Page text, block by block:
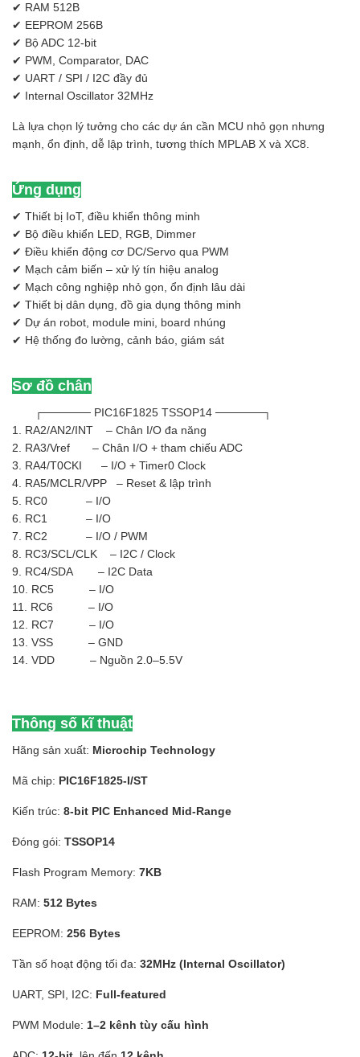
✔ RAM 512B
✔ EEPROM 256B
✔ Bộ ADC 12-bit
✔ PWM, Comparator, DAC
✔ UART / SPI / I2C đầy đủ
✔ Internal Oscillator 32MHz
Là lựa chọn lý tưởng cho các dự án cần MCU nhỏ gọn nhưng
mạnh, ổn định, dễ lập trình, tương thích MPLAB X và XC8.
Ứng dụng
✔ Thiết bị IoT, điều khiển thông minh
✔ Bộ điều khiển LED, RGB, Dimmer
✔ Điều khiển động cơ DC/Servo qua PWM
✔ Mạch cảm biến – xử lý tín hiệu analog
✔ Mạch công nghiệp nhỏ gọn, ổn định lâu dài
✔ Thiết bị dân dụng, đồ gia dụng thông minh
✔ Dự án robot, module mini, board nhúng
✔ Hệ thống đo lường, cảnh báo, giám sát
Sơ đồ chân
┌────── PIC16F1825 TSSOP14 ──────┐
1. RA2/AN2/INT – Chân I/O đa năng
2. RA3/Vref – Chân I/O + tham chiếu ADC
3. RA4/T0CKI – I/O + Timer0 Clock
4. RA5/MCLR/VPP – Reset & lập trình
5. RC0 – I/O
6. RC1 – I/O
7. RC2 – I/O / PWM
8. RC3/SCL/CLK – I2C / Clock
9. RC4/SDA – I2C Data
10. RC5 – I/O
11. RC6 – I/O
12. RC7 – I/O
13. VSS – GND
14. VDD – Nguồn 2.0–5.5V
Thông số kĩ thuật
Hãng sản xuất: Microchip Technology
Mã chip: PIC16F1825-I/ST
Kiến trúc: 8-bit PIC Enhanced Mid-Range
Đóng gói: TSSOP14
Flash Program Memory: 7KB
RAM: 512 Bytes
EEPROM: 256 Bytes
Tần số hoạt động tối đa: 32MHz (Internal Oscillator)
UART, SPI, I2C: Full-featured
PWM Module: 1–2 kênh tùy cấu hình